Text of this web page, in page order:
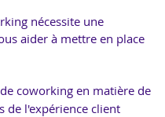
nécessite une
aider à mettre en place
coworking en matière de
de l'expérience client